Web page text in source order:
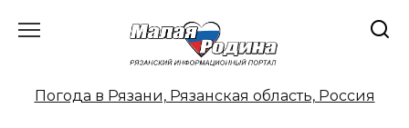
Погода в Рязани, Рязанская область, Россия